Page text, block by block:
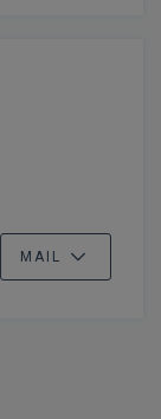
MAIL